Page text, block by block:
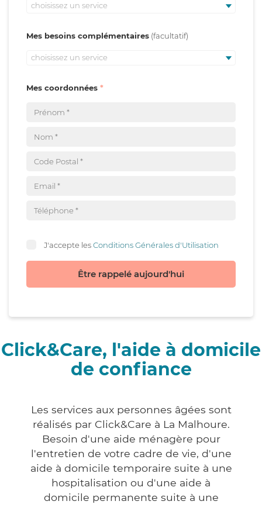
choisissez un service
Mes besoins complémentaires
choisissez un service
Mes coordonnées
J'accepte lesConditions Générales d'Utilisation
Être rappelé aujourd'hui
Click&Care, l'aide à domicile
de confiance
Les services aux personnes âgées sont
réalisés par Click&Care à La Malhoure.
Besoin d'une aide ménagère pour
l'entretien de votre cadre de vie, d'une
aide à domicile temporaire suite à une
hospitalisation ou d'une aide à
domicile permanente suite à une